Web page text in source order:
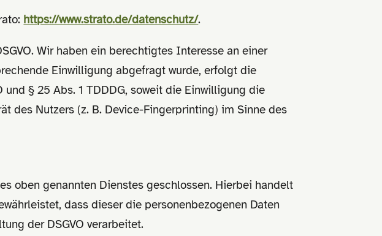
https://www.strato.de/datenschutz/.
Wir haben ein berechtigtes Interesse an einer
Einwilligung abgefragt wurde, erfolgt die
§ 25 Abs. 1 TDDDG, soweit die Einwilligung die
des Nutzers (z. B. Device-Fingerprinting) im Sinne des
oben genannten Dienstes geschlossen. Hierbei handelt
dass dieser die personenbezogenen Daten
der DSGVO verarbeitet.